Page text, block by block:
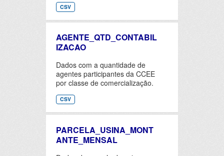
CSV
AGENTE_QTD_CONTABIL
IZACAO
Dados com a quantidade de
agentes participantes da CCEE
por classe de comercialização.
CSV
PARCELA_USINA_MONT
ANTE_MENSAL